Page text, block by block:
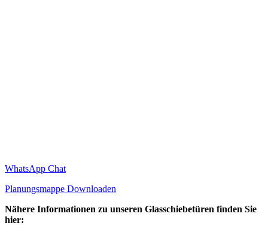
WhatsApp Chat
Planungsmappe Downloaden
Nähere Informationen zu unseren Glasschiebetüren finden Sie
hier: